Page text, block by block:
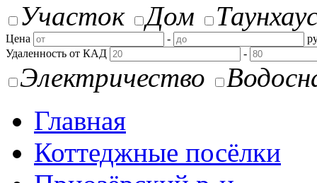
Участок
Дом
Цена -
Удаленность от КАД
-
Электричество
Главная
Коттеджные посёлки